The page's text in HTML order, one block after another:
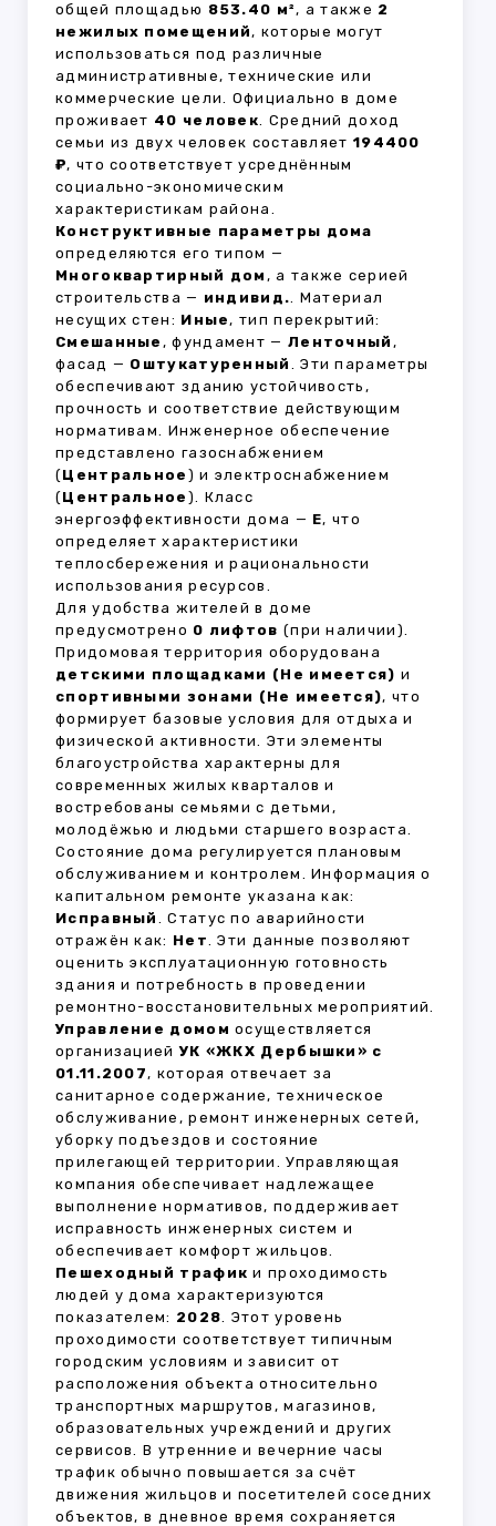
общей площадью 853.40 м², а также 2
нежилых помещений, которые могут
использоваться под различные
административные, технические или
коммерческие цели. Официально в доме
проживает 40 человек. Средний доход
семьи из двух человек составляет 194400
₽, что соответствует усреднённым
социально-экономическим
характеристикам района.
Конструктивные параметры дома
определяются его типом —
Многоквартирный дом , а также серией
строительства — индивид.. Материал
несущих стен: Иные, тип перекрытий:
Смешанные , фундамент — Ленточный ,
фасад — Оштукатуренный . Эти параметры
обеспечивают зданию устойчивость,
прочность и соответствие действующим
нормативам. Инженерное обеспечение
представлено газоснабжением
(Центральное ) и электроснабжением
(Центральное ). Класс
энергоэффективности дома — E, что
определяет характеристики
теплосбережения и рациональности
использования ресурсов.
Для удобства жителей в доме
предусмотрено 0 лифтов (при наличии).
Придомовая территория оборудована
детскими площадками (Не имеется) и
спортивными зонами (Не имеется), что
формирует базовые условия для отдыха и
физической активности. Эти элементы
благоустройства характерны для
современных жилых кварталов и
востребованы семьями с детьми,
молодёжью и людьми старшего возраста.
Состояние дома регулируется плановым
обслуживанием и контролем. Информация о
капитальном ремонте указана как:
Исправный . Статус по аварийности
отражён как: Нет. Эти данные позволяют
оценить эксплуатационную готовность
здания и потребность в проведении
ремонтно-восстановительных мероприятий.
Управление домом осуществляется
организациейУК «ЖКХ Дербышки» с
01.11.2007, которая отвечает за
санитарное содержание, техническое
обслуживание, ремонт инженерных сетей,
уборку подъездов и состояние
прилегающей территории. Управляющая
компания обеспечивает надлежащее
выполнение нормативов, поддерживает
исправность инженерных систем и
обеспечивает комфорт жильцов.
Пешеходный трафик и проходимость
людей у дома характеризуются
показателем: 2028. Этот уровень
проходимости соответствует типичным
городским условиям и зависит от
расположения объекта относительно
транспортных маршрутов, магазинов,
образовательных учреждений и других
сервисов. В утренние и вечерние часы
трафик обычно повышается за счёт
движения жильцов и посетителей соседних
объектов, в дневное время сохраняется